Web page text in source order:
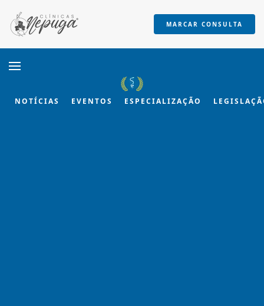
Skip to main content
MARCAR CONSULTA
NOTÍCIAS EVENTOS ESPECIALIZAÇÃO